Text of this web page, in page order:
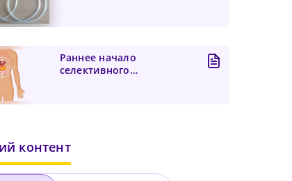
Раннее начало
селективного
контент